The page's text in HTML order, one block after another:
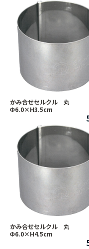
かみ合せセルクル 丸
Φ6.0×H3.5cm
かみ合せセルクル 丸
Φ6.0×H4.5cm